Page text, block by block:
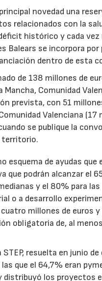
novedad una
relacionados con la
histórico y cada
Balears se incorpora
dentro de esta
de 138 millones de
Comunidad
prevista, con 51
Valenciana
se publique la
territorio.
esquema de ayudas
podrán alcanzar el
y el 80% para
o a desarrollo
millones de euros
obligatoria de, al
resuelta en junio
que el 64,7% eran
distribuyó los